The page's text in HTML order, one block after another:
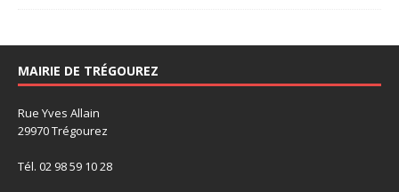
MAIRIE DE TRÉGOUREZ
Rue Yves Allain
29970 Trégourez
Tél. 02 98 59 10 28